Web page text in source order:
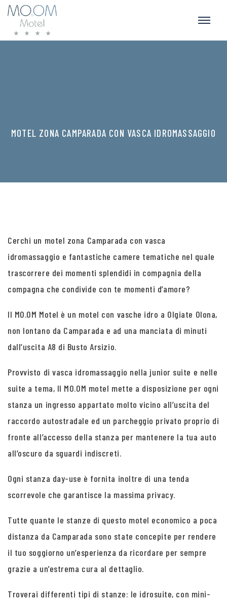
MOTEL ZONA CAMPARADA CON VASCA IDROMASSAGGIO
Cerchi un motel zona Camparada con vasca
idromassaggio e fantastiche camere tematiche nel quale
trascorrere dei momenti splendidi in compagnia della
compagna che condivide con te momenti d’amore?
Il MO.OM Motel è un motel con vasche idro a Olgiate Olona,
non lontano da Camparada e ad una manciata di minuti
dall’uscita A8 di Busto Arsizio.
Provvisto di vasca idromassaggio nella junior suite e nelle
suite a tema, Il MO.OM motel mette a disposizione per ogni
stanza un ingresso appartato molto vicino all’uscita del
raccordo autostradale ed un parcheggio privato proprio di
fronte all’accesso della stanza per mantenere la tua auto
all’oscuro da sguardi indiscreti.
Ogni stanza day-use è fornita inoltre di una tenda
scorrevole che garantisce la massima privacy.
Tutte quante le stanze di questo motel economico a poca
distanza da Camparada sono state concepite per rendere
il tuo soggiorno un’esperienza da ricordare per sempre
grazie a un’estrema cura al dettaglio.
Troverai differenti tipi di stanze: le idrosuite, con mini-